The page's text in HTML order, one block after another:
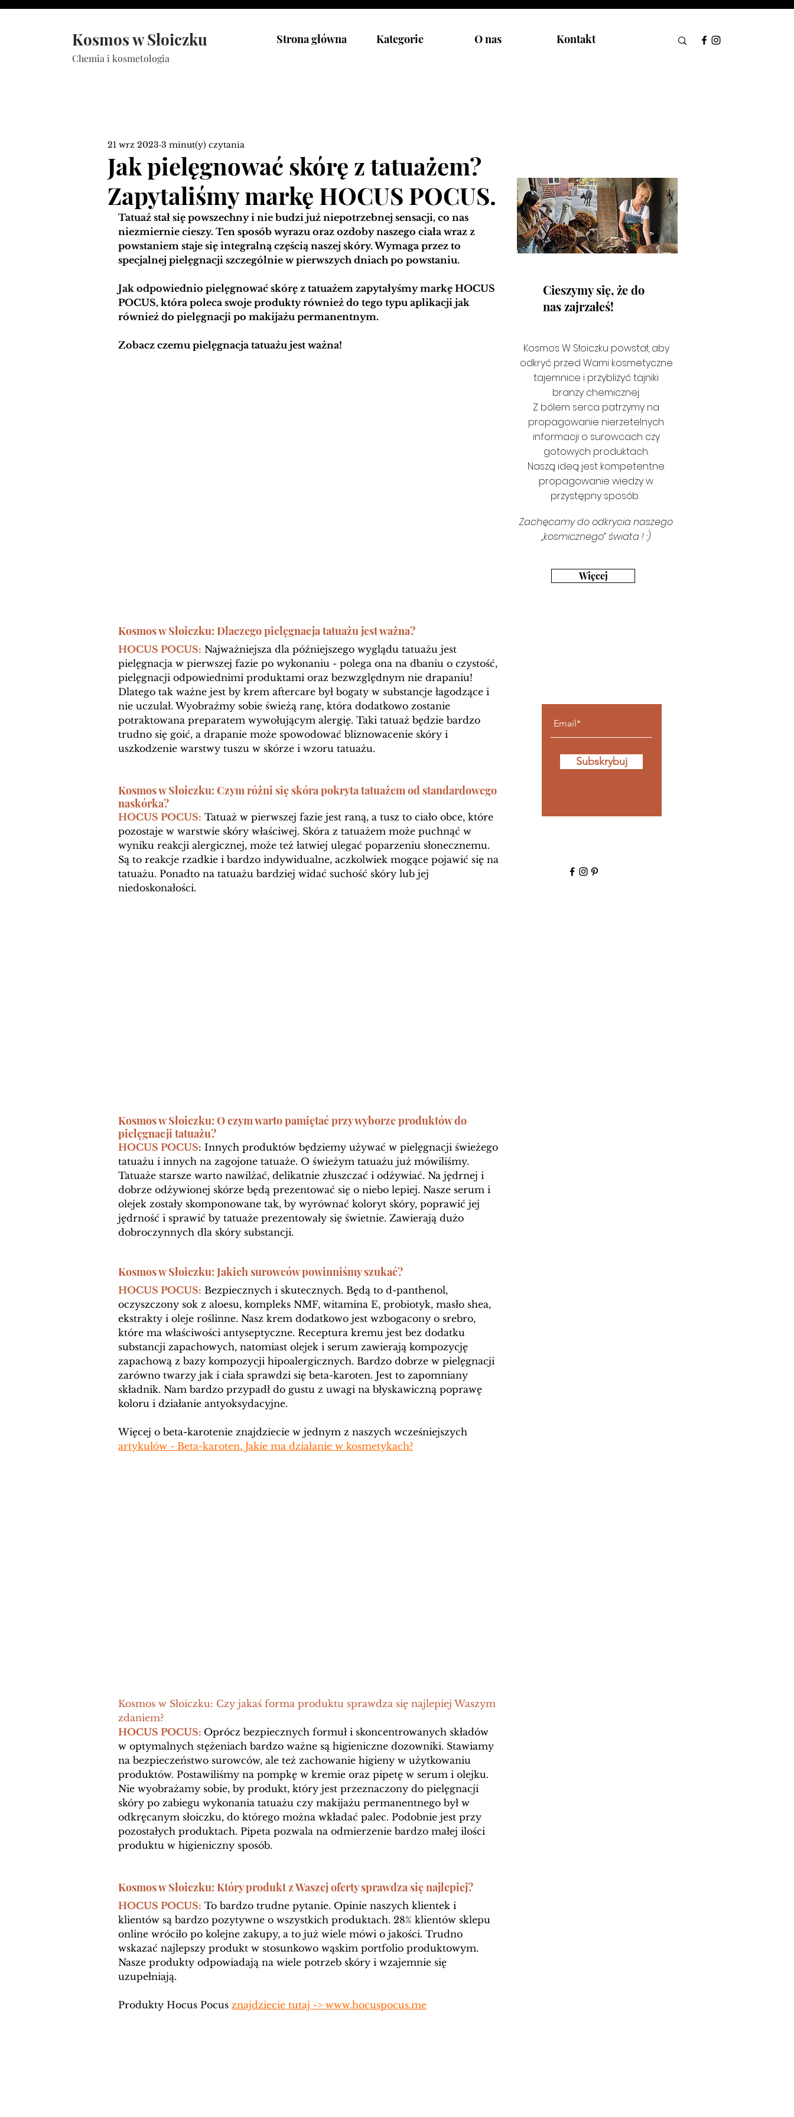
Kosmos w Słoiczku
Chemia i kosmetologia
Strona główna Kategorie O nas Kontakt
Jak pielęgnować skórę z tatuażem?
Zapytaliśmy markę HOCUS POCUS.
21 wrz 2023 3 minut(y) czytania
Tatuaż stał się powszechny i nie budzi już niepotrzebnej sensacji, co nas
niezmiernie cieszy. Ten sposób wyrazu oraz ozdoby naszego ciała wraz z
powstaniem staje się integralną częścią naszej skóry. Wymaga przez to
specjalnej pielęgnacji szczególnie w pierwszych dniach po powstaniu.
Jak odpowiednio pielęgnować skórę z tatuażem zapytałyśmy markę HOCUS
POCUS, która poleca swoje produkty również do tego typu aplikacji jak
również do pielęgnacji po makijażu permanentnym.
Zobacz czemu pielęgnacja tatuażu jest ważna!
Kosmos w Słoiczku: Dlaczego pielęgnacja tatuażu jest ważna?
HOCUS POCUS: Najważniejsza dla późniejszego wyglądu tatuażu jest
pielęgnacja w pierwszej fazie po wykonaniu - polega ona na dbaniu o czystość,
pielęgnacji odpowiednimi produktami oraz bezwzględnym nie drapaniu!
Dlatego tak ważne jest by krem aftercare był bogaty w substancje łagodzące i
nie uczulał. Wyobraźmy sobie świeżą ranę, która dodatkowo zostanie
potraktowana preparatem wywołującym alergię. Taki tatuaż będzie bardzo
trudno się goić, a drapanie może spowodować bliznowacenie skóry i
uszkodzenie warstwy tuszu w skórze i wzoru tatuażu.
Kosmos w Słoiczku: Czym różni się skóra pokryta tatuażem od standardowego
naskórka?
HOCUS POCUS: Tatuaż w pierwszej fazie jest raną, a tusz to ciało obce, które
pozostaje w warstwie skóry właściwej. Skóra z tatuażem może puchnąć w
wyniku reakcji alergicznej, może też łatwiej ulegać poparzeniu słonecznemu.
Są to reakcje rzadkie i bardzo indywidualne, aczkolwiek mogące pojawić się na
tatuażu. Ponadto na tatuażu bardziej widać suchość skóry lub jej
niedoskonałości.
Kosmos w Słoiczku: O czym warto pamiętać przy wyborze produktów do
pielęgnacji tatuażu?
HOCUS POCUS: Innych produktów będziemy używać w pielęgnacji świeżego
tatuażu i innych na zagojone tatuaże. O świeżym tatuażu już mówiliśmy.
Tatuaże starsze warto nawilżać, delikatnie złuszczać i odżywiać. Na jędrnej i
dobrze odżywionej skórze będą prezentować się o niebo lepiej. Nasze serum i
olejek zostały skomponowane tak, by wyrównać koloryt skóry, poprawić jej
jędrność i sprawić by tatuaże prezentowały się świetnie. Zawierają dużo
dobroczynnych dla skóry substancji.
Kosmos w Słoiczku: Jakich surowców powinniśmy szukać?
HOCUS POCUS: Bezpiecznych i skutecznych. Będą to d-panthenol,
oczyszczony sok z aloesu, kompleks NMF, witamina E, probiotyk, masło shea,
ekstrakty i oleje roślinne. Nasz krem dodatkowo jest wzbogacony o srebro,
które ma właściwości antyseptyczne. Receptura kremu jest bez dodatku
substancji zapachowych, natomiast olejek i serum zawierają kompozycję
zapachową z bazy kompozycji hipoalergicznych. Bardzo dobrze w pielęgnacji
zarówno twarzy jak i ciała sprawdzi się beta-karoten. Jest to zapomniany
składnik. Nam bardzo przypadł do gustu z uwagi na błyskawiczną poprawę
koloru i działanie antyoksydacyjne.
Więcej o beta-karotenie znajdziecie w jednym z naszych wcześniejszych
artykułów - Beta-karoten. Jakie ma działanie w kosmetykach?
Kosmos w Słoiczku: Czy jakaś forma produktu sprawdza się najlepiej Waszym
zdaniem?
HOCUS POCUS: Oprócz bezpiecznych formuł i skoncentrowanych składów
w optymalnych stężeniach bardzo ważne są higieniczne dozowniki. Stawiamy
na bezpieczeństwo surowców, ale też zachowanie higieny w użytkowaniu
produktów. Postawiliśmy na pompkę w kremie oraz pipetę w serum i olejku.
Nie wyobrażamy sobie, by produkt, który jest przeznaczony do pielęgnacji
skóry po zabiegu wykonania tatuażu czy makijażu permanentnego był w
odkręcanym słoiczku, do którego można wkładać palec. Podobnie jest przy
pozostałych produktach. Pipeta pozwala na odmierzenie bardzo małej ilości
produktu w higieniczny sposób.
Kosmos w Słoiczku: Który produkt z Waszej oferty sprawdza się najlepiej?
HOCUS POCUS: To bardzo trudne pytanie. Opinie naszych klientek i
klientów są bardzo pozytywne o wszystkich produktach. 28% klientów sklepu
online wróciło po kolejne zakupy, a to już wiele mówi o jakości. Trudno
wskazać najlepszy produkt w stosunkowo wąskim portfolio produktowym.
Nasze produkty odpowiadają na wiele potrzeb skóry i wzajemnie się
uzupełniają.
Produkty Hocus Pocus znajdziecie tutaj -> www.hocuspocus.me
Cieszymy się, że do
nas zajrzałeś!
Kosmos W Słoiczku powstał, aby
odkryć przed Wami kosmetyczne
tajemnice i przybliżyć tajniki
branży chemicznej.
Z bólem serca patrzymy na
propagowanie nierzetelnych
informacji o surowcach czy
gotowych produktach.
Naszą ideą jest kompetentne
propagowanie wiedzy w
przystępny sposób.
Zachęcamy do odkrycia naszego
„kosmicznego” świata ! :)
Więcej
Subskrybuj